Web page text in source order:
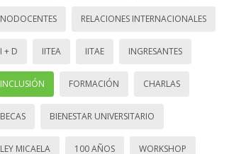
NODOCENTES RELACIONES INTERNACIONALES
I + D IITEA IITAE INGRESANTES
INCLUSIÓN FORMACIÓN CHARLAS
BECAS BIENESTAR UNIVERSITARIO
LEY MICAELA 100 AÑOS WORKSHOP